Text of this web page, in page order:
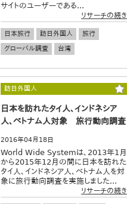
サイトのユーザーである...
リサーチの続き
日本旅行 訪日外国人
旅行
グローバル調査
台湾
訪日外国人
日本を訪れたタイ人、インドネシア
人、ベトナム人対象 旅行動向調査
2016年04月18日
World Wide Systemは、2013年1月
から2015年12月の間に日本を訪れた
タイ人、インドネシア人、ベトナム人を対
象に旅行動向調査を実施しました...
リサーチの続き